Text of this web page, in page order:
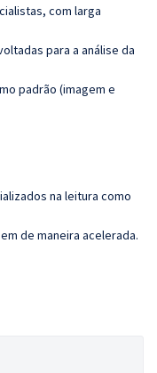
com larga
para a análise da
padrão (imagem e
na leitura como
de maneira acelerada.